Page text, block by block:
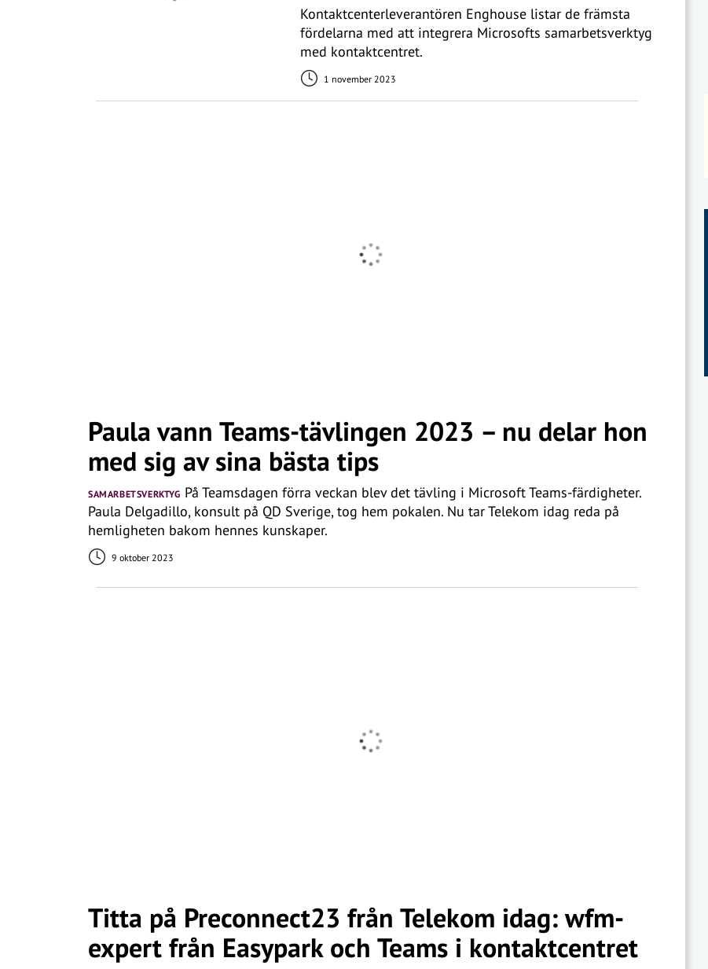
Kontaktcenterleverantören Enghouse listar de främsta
fördelarna med att integrera Microsofts samarbetsverktyg
med kontaktcentret.
1 november 2023
Paula vann Teams-tävlingen 2023 – nu delar hon
med sig av sina bästa tips
SAMARBETSVERKTYG På Teamsdagen förra veckan blev det tävling i Microsoft Teams-färdigheter.
Paula Delgadillo, konsult på QD Sverige, tog hem pokalen. Nu tar Telekom idag reda på
hemligheten bakom hennes kunskaper.
9 oktober 2023
Titta på Preconnect23 från Telekom idag: wfm-
expert från Easypark och Teams i kontaktcentret